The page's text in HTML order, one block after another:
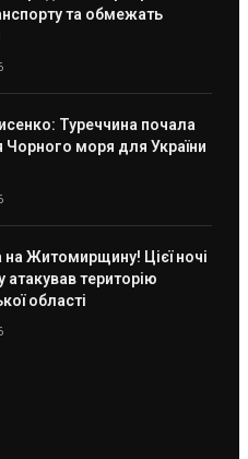
та обмежать
Туреччина почала
Чорного моря для України
на Житомирщину! Цієї ночі
атакував територію
області